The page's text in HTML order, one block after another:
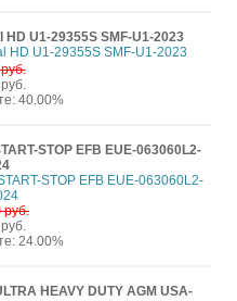
U1-29355S SMF-U1-2023
40.00%
STOP EFB EUE-063060L2-
руб.
24.00%
HEAVY DUTY AGM USA-